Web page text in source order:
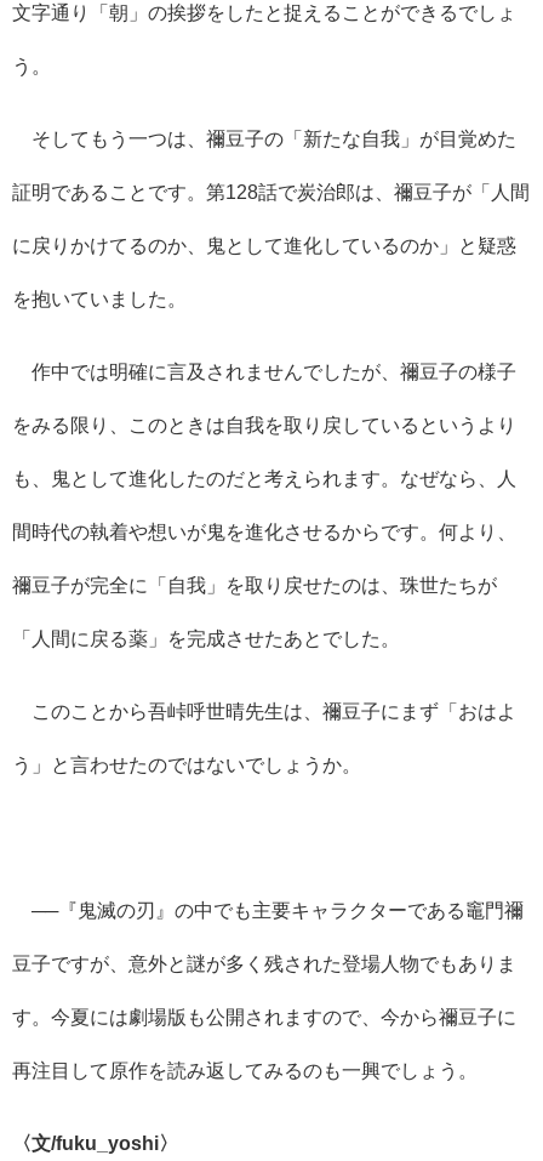
文字通り「朝」の挨拶をしたと捉えることができるでしょ
う。
そしてもう一つは、禰豆子の「新たな自我」が目覚めた
証明であることです。第128話で炭治郎は、禰豆子が「人間
に戻りかけてるのか、鬼として進化しているのか」と疑惑
を抱いていました。
作中では明確に言及されませんでしたが、禰豆子の様子
をみる限り、このときは自我を取り戻しているというより
も、鬼として進化したのだと考えられます。なぜなら、人
間時代の執着や想いが鬼を進化させるからです。何より、
禰豆子が完全に「自我」を取り戻せたのは、珠世たちが
「人間に戻る薬」を完成させたあとでした。
このことから吾峠呼世晴先生は、禰豆子にまず「おはよ
う」と言わせたのではないでしょうか。
──『鬼滅の刃』の中でも主要キャラクターである竈門禰
豆子ですが、意外と謎が多く残された登場人物でもありま
す。今夏には劇場版も公開されますので、今から禰豆子に
再注目して原作を読み返してみるのも一興でしょう。
〈文/fuku_yoshi〉